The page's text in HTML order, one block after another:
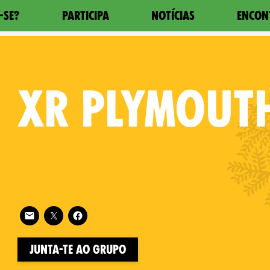
SE? PARTICIPA NOTÍCIAS
XR
Follow XR Plymouth on
Junta-te ao Grupo